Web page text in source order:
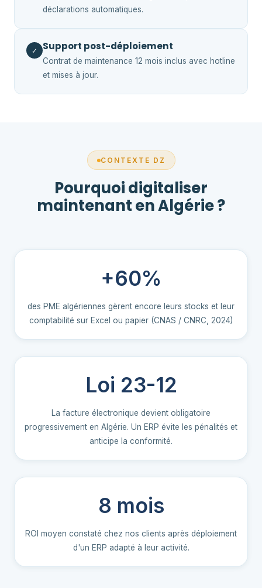
déclarations automatiques.
✓ Support post-déploiement
Contrat de maintenance 12 mois inclus avec hotline
et mises à jour.
CONTEXTE DZ
Pourquoi digitaliser
maintenant en Algérie ?
+60%
des PME algériennes gèrent encore leurs stocks et leur
comptabilité sur Excel ou papier (CNAS / CNRC, 2024)
Loi 23-12
La facture électronique devient obligatoire
progressivement en Algérie. Un ERP évite les pénalités et
anticipe la conformité.
8 mois
ROI moyen constaté chez nos clients après déploiement
d'un ERP adapté à leur activité.